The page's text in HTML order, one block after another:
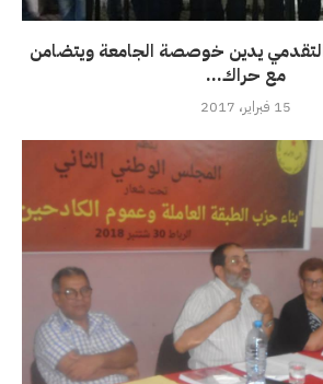
يدين خوصصة الجامعة ويتضامن
مع حراك...
15 فبراير، 2017